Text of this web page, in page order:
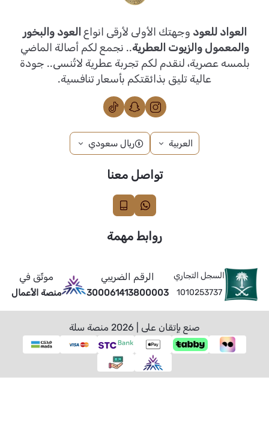
العواد للعود وجهتك الأولى لأرقى انواع العود والبخور
والمعمول والزيوت العطرية.. نجمع لكم أصالة الماضي
بلمسه عصرية، لنقدم لكم تجربة عطرية لاتُنسى.. جودة
عالية تليق بذائقتكم بأسعار تنافسية.
العربية ريال سعودي
تواصل معنا
روابط مهمة
السجل التجاري
1010253737
الرقم الضريبي
300061413800003
موثّق في
منصة الأعمال
صنع بإتقان على | 2026 منصة سلة